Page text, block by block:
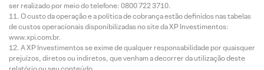
ser realizado por meio do telefone: 0800 722 3710.
O custo da operação e a política de cobrança estão definidos nas tabelas
de custos operacionais disponibilizadas no site da XP Investimentos:
www.xpi.com.br.
A XP Investimentos se exime de qualquer responsabilidade por quaisquer
prejuízos, diretos ou indiretos, que venham a decorrer da utilização deste